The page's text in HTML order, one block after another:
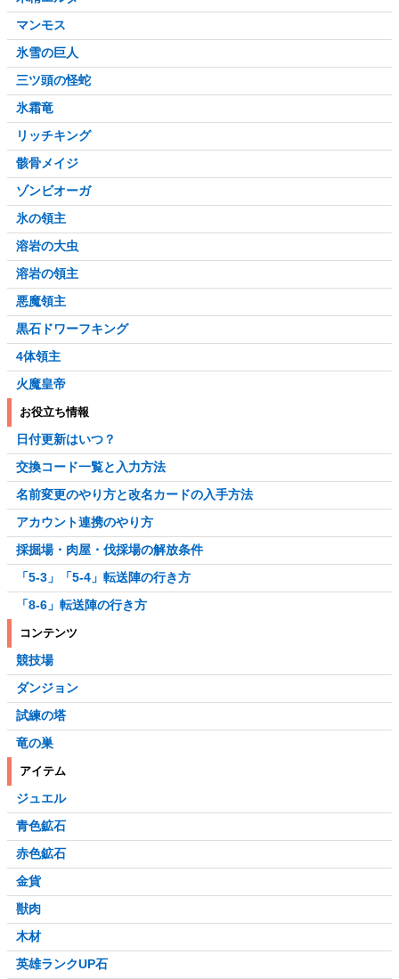
マンモス
氷雪の巨人
三ツ頭の怪蛇
氷霜竜
リッチキング
骸骨メイジ
ゾンビオーガ
氷の領主
溶岩の大虫
溶岩の領主
悪魔領主
黒石ドワーフキング
4体領主
火魔皇帝
お役立ち情報
日付更新はいつ？
交換コード一覧と入力方法
名前変更のやり方と改名カードの入手方法
アカウント連携のやり方
採掘場・肉屋・伐採場の解放条件
「5-3」「5-4」転送陣の行き方
「8-6」転送陣の行き方
コンテンツ
競技場
ダンジョン
試練の塔
竜の巣
アイテム
ジュエル
青色鉱石
赤色鉱石
金貨
獣肉
木材
英雄ランクUP石